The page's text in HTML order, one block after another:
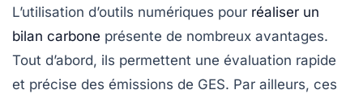
L’utilisation d’outils numériques pour réaliser un
bilan carbone présente de nombreux avantages.
Tout d’abord, ils permettent une évaluation rapide
et précise des émissions de GES. Par ailleurs, ces